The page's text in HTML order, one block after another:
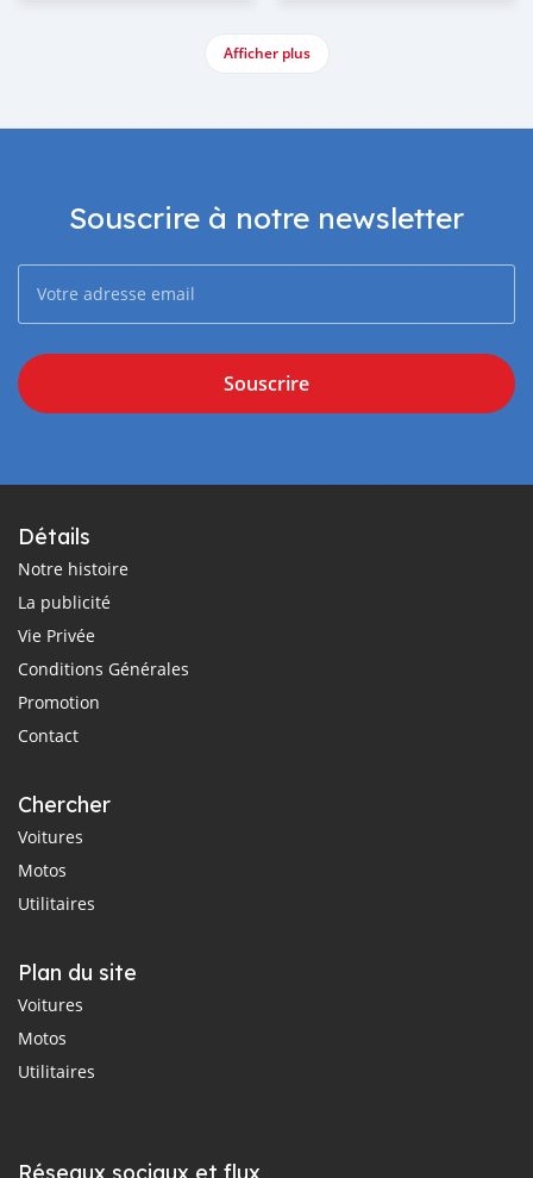
Afficher plus
Souscrire à notre newsletter
Souscrire
Détails
Notre histoire
La publicité
Vie Privée
Conditions Générales
Promotion
Contact
Chercher
Voitures
Motos
Utilitaires
Plan du site
Voitures
Motos
Utilitaires
Réseaux sociaux et flux